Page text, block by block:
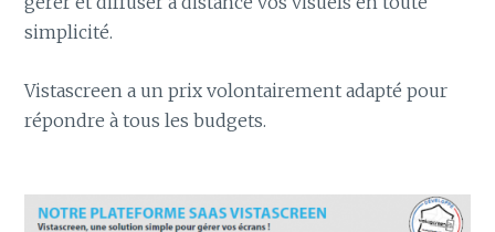
simplicité.
Vistascreen a un prix volontairement adapté pour
répondre à tous les budgets.